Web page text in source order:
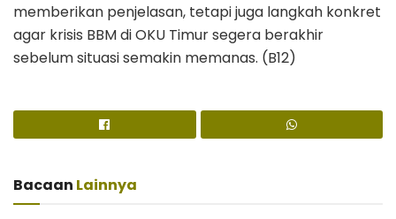
memberikan penjelasan, tetapi juga langkah konkret
agar krisis BBM di OKU Timur segera berakhir
sebelum situasi semakin memanas. (B12)
Bacaan Lainnya